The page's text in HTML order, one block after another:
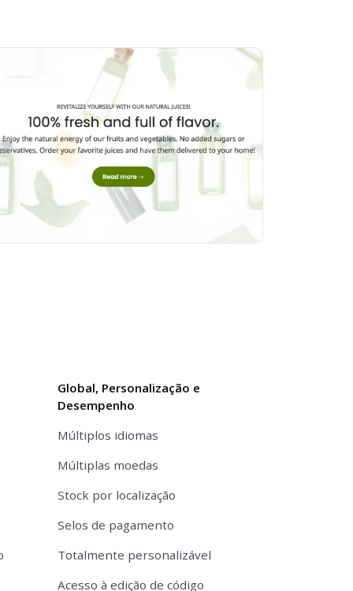
Global, Personalização e
Desempenho
Múltiplos idiomas
Múltiplas moedas
Stock por localização
Selos de pagamento
Totalmente personalizável
Acesso à edição de código